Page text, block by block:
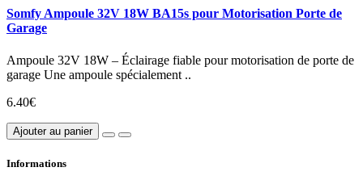
Somfy Ampoule 32V 18W BA15s pour Motorisation Porte de
Garage
Ampoule 32V 18W – Éclairage fiable pour motorisation de porte de
garage Une ampoule spécialement ..
6.40€
Ajouter au panier
Informations